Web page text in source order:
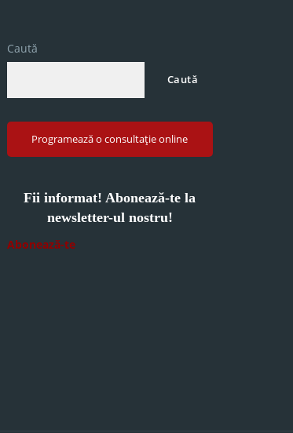
Caută
Caută
Programează o consultație online
Fii informat! Abonează-te la
newsletter-ul nostru!
Abonează-te